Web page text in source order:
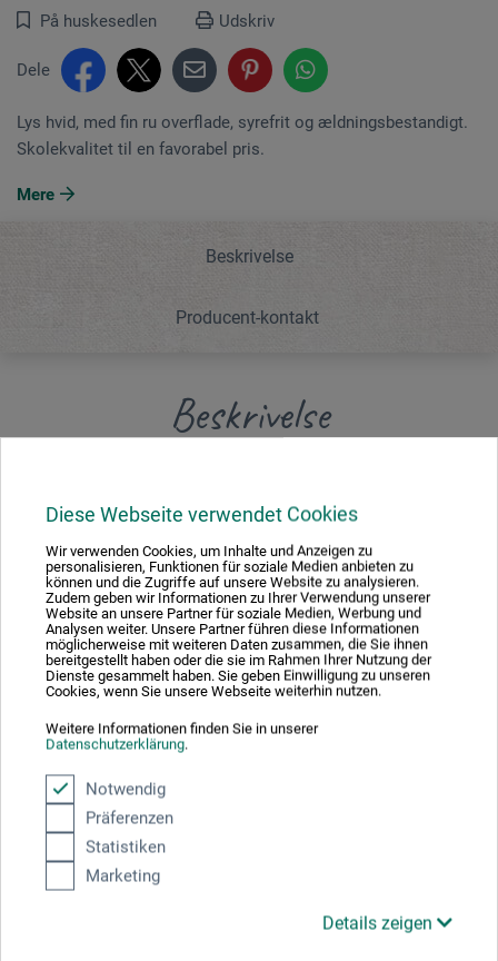
Diese Webseite verwendet Cookies
Wir verwenden Cookies, um Inhalte und Anzeigen zu
personalisieren, Funktionen für soziale Medien anbieten zu
können und die Zugriffe auf unsere Website zu analysieren.
Zudem geben wir Informationen zu Ihrer Verwendung unserer
Website an unsere Partner für soziale Medien, Werbung und
Analysen weiter. Unsere Partner führen diese Informationen
möglicherweise mit weiteren Daten zusammen, die Sie ihnen
bereitgestellt haben oder die sie im Rahmen Ihrer Nutzung der
Dienste gesammelt haben. Sie geben Einwilligung zu unseren
Cookies, wenn Sie unsere Webseite weiterhin nutzen.
Weitere Informationen finden Sie in unserer
Datenschutzerklärung.
Notwendig
Präferenzen
Statistiken
Marketing
Details zeigen
På huskesedlen Udskriv
Dele
Lys hvid, med fin ru overflade, syrefrit og ældningsbestandigt.
Skolekvalitet til en favorabel pris.
Mere
Beskrivelse
Producent-kontakt
Beskrivelse
ældningsbestandigt. Skolekvalitet til en favorabel pris.
Fremstillet i Tyskland.
Producent-kontakt
Her finder du producentens kontaktoplysninger for dette
Hahnemühle FineArt GmbH
Hahnestr. 5